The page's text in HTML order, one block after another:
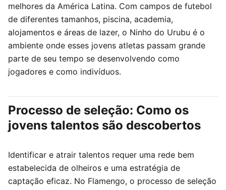
melhores da América Latina. Com campos de futebol
de diferentes tamanhos, piscina, academia,
alojamentos e áreas de lazer, o Ninho do Urubu é o
ambiente onde esses jovens atletas passam grande
parte de seu tempo se desenvolvendo como
jogadores e como indivíduos.
Processo de seleção: Como os
jovens talentos são descobertos
Identificar e atrair talentos requer uma rede bem
estabelecida de olheiros e uma estratégia de
captação eficaz. No Flamengo, o processo de seleção